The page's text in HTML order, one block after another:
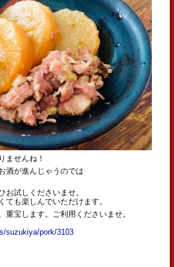
ませんね！
酒が進んじゃうのでは
お試しくださいませ。
ても楽しんでいただけます。
重宝します。ご利用くださいませ。
suzukiya/pork/3103